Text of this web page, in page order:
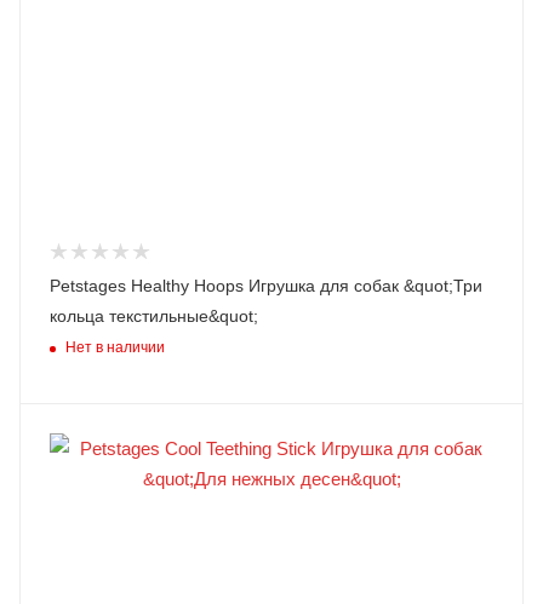
Petstages Healthy Hoops Игрушка для собак &quot;Три
кольца текстильные&quot;
Нет в наличии